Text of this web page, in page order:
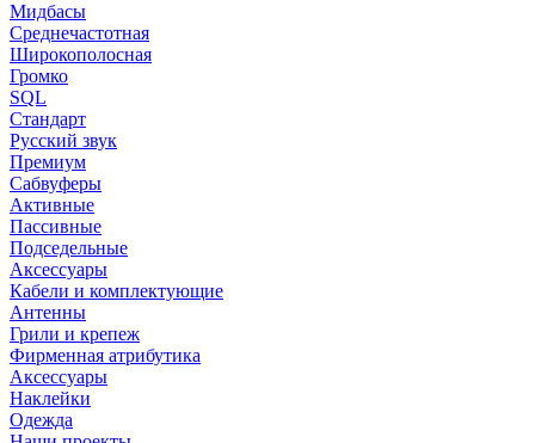
Мидбасы
Среднечастотная
Широкополосная
Громко
SQL
Стандарт
Русский звук
Премиум
Сабвуферы
Активные
Пассивные
Подседельные
Аксессуары
Кабели и комплектующие
Антенны
Грили и крепеж
Фирменная атрибутика
Аксессуары
Наклейки
Одежда